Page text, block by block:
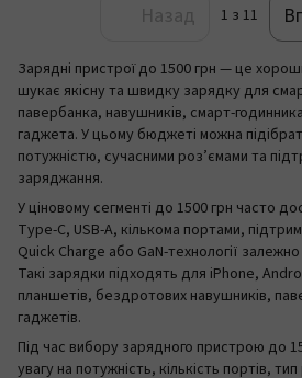
Назад 1 з 11
Зарядні пристрої до 1500 грн — це
шукає якісну та швидку зарядку для
павербанка, навушників, смарт-
гаджета. У цьому бюджеті можна
потужністю, сучасними роз’ємами та
заряджання.
У ціновому сегменті до 1500 грн часто
Type-C, USB-A, кількома портами,
Quick Charge або GaN-технології
Такі зарядки підходять для iPhone,
планшетів, бездротових навушників,
гаджетів.
Під час вибору зарядного пристрою до
увагу на потужність, кількість портів,